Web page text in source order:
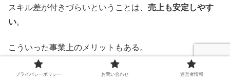
スキル差が付きづらいということは、 売上も安定しやす
い。
こういった事業上のメリットもある。
プライバシーポリシー お問い合わせ 運営者情報